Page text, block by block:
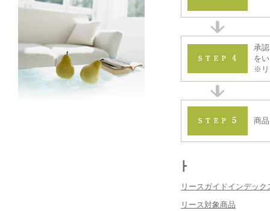
承
を
※リ
商
┣
リースガイドインデック
リース対象商品